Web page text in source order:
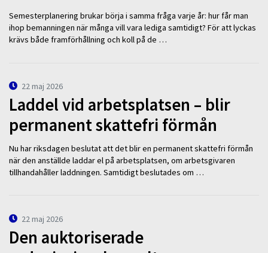
Semesterplanering brukar börja i samma fråga varje år: hur får man
ihop bemanningen när många vill vara lediga samtidigt? För att lyckas
krävs både framförhållning och koll på de …
22 maj 2026
Laddel vid arbetsplatsen – blir
permanent skattefri förmån
Nu har riksdagen beslutat att det blir en permanent skattefri förmån
när den anställde laddar el på arbetsplatsen, om arbetsgivaren
tillhandahåller laddningen. Samtidigt beslutades om …
22 maj 2026
Den auktoriserade